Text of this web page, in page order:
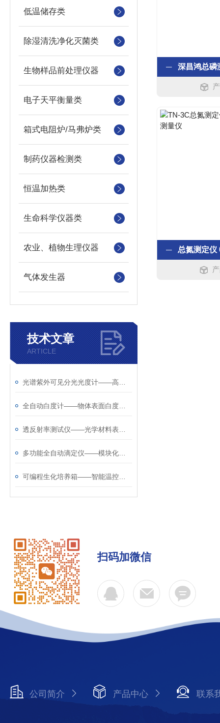
低温储存类
除湿清洗净化灭菌类
生物样品前处理仪器
电子天平衡量类
箱式电阻炉/马弗炉类
制药仪器检测类
恒温加热类
生命科学仪器类
农业、植物生理仪器
气体发生器
技术文章
ARTICLE
扫码加微信
公司简介 产品中心 联系